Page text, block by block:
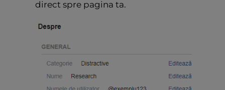
direct spre pagina ta.